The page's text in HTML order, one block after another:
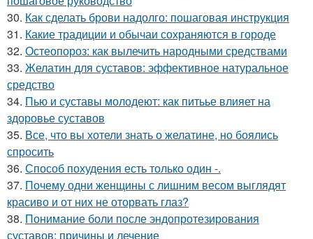
30. Как сделать брови надолго: пошаговая инструкция
31. Какие традиции и обычаи сохраняются в городе
32. Остеопороз: как вылечить народными средствами
33. Желатин для суставов: эффективное натуральное
средство
34. Пью и суставы молодеют: как питьье влияет на
здоровье суставов
35. Все, что вы хотели знать о желатине, но боялись
спросить
36. Способ похудения есть только один -.
37. Почему одни женщины с лишним весом выглядят
красиво и от них не оторвать глаз?
38. Понимание боли после эндопротезирования
суставов: причины и лечение